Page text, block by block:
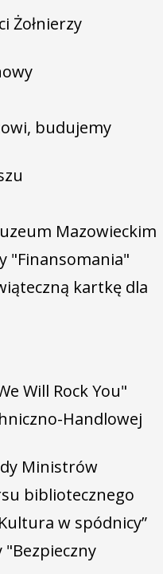
Żołnierzy
budujemy
Mazowieckim
"Finansomania"
kartkę dla
Will Rock You"
Handlowej
Ministrów
bibliotecznego
w spódnicy”